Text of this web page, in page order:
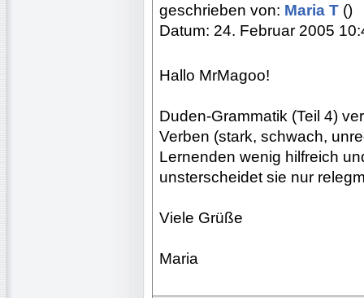
geschrieben von: Maria T ()
Datum: 24. Februar 2005
Hallo MrMagoo!
Duden-Grammatik (Teil 4)
Verben (stark, schwach,
Lernenden wenig hilfreich
unsterscheidet sie nur
Viele Grüße
Maria